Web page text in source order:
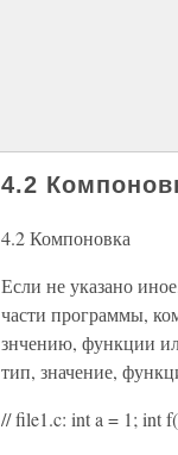
4.2
4.2 Компоновка
Если не указано
части программы,
знчению, функции
тип, значение,
// file1.c: int a = 1; int